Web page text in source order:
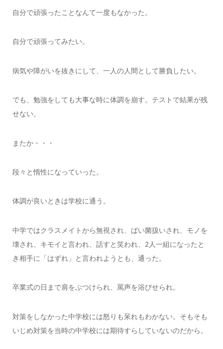
自分で頑張ったことなんて一度もなかった。
自分で頑張ってみたい。
病気や障がいを抜きにして、一人の人間として勝負したい。
でも、勉強をしても大事な時に体調を崩す。テストで結果が残
せない。
またか・・・
段々と惰性になっていった。
体調が良いときは学校に通う。
中学ではクラスメイトから無視され、ばい菌扱いされ、モノを
壊され、キモイと言われ、話すと笑われ、2人一組になったと
き相手に「はずれ」と言われようとも、通った。
卒業式の日まで肩をぶつけられ、罵声を浴びせられ。
対策をしなかった中学校には怒りも呆れもわかない。そもそも
いじめ対策を当時の中学校には期待すらしていないのだから。